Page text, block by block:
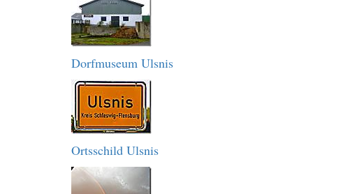
Dorfmuseum Ulsnis
Ortsschild Ulsnis